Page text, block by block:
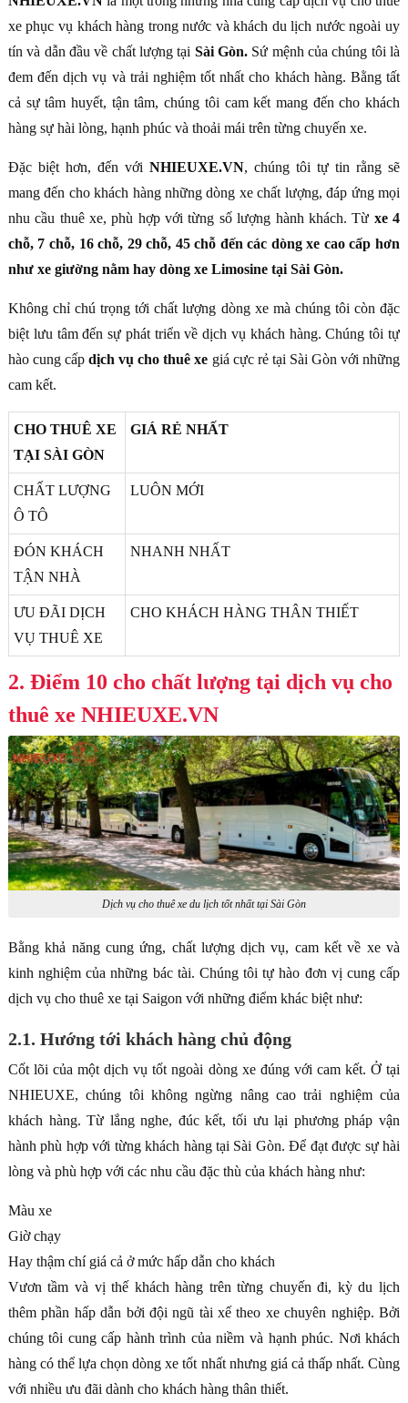
xe phục vụ khách hàng trong nước và khách du lịch nước ngoài uy
tín và dẫn đầu về chất lượng tại Sài Gòn. Sứ mệnh của chúng tôi là
đem đến dịch vụ và trải nghiệm tốt nhất cho khách hàng. Bằng tất
cả sự tâm huyết, tận tâm, chúng tôi cam kết mang đến cho khách
hàng sự hài lòng, hạnh phúc và thoải mái trên từng chuyến xe.
Đặc biệt hơn, đến với NHIEUXE.VN, chúng tôi tự tin rằng sẽ
mang đến cho khách hàng những dòng xe chất lượng, đáp ứng mọi
nhu cầu thuê xe, phù hợp với từng số lượng hành khách. Từ xe 4
chỗ, 7 chỗ, 16 chỗ, 29 chỗ, 45 chỗ đến các dòng xe cao cấp hơn
như xe giường nằm hay dòng xe Limosine tại Sài Gòn.
Không chỉ chú trọng tới chất lượng dòng xe mà chúng tôi còn đặc
biệt lưu tâm đến sự phát triển về dịch vụ khách hàng. Chúng tôi tự
hào cung cấpdịch vụ cho thuê xe giá cực rẻ tại Sài Gòn với những
cam kết.
CHO THUÊ XE
TẠI SÀI GÒN
GIÁ RẺ NHẤT
CHẤT LƯỢNG
Ô TÔ
LUÔN MỚI
ĐÓN KHÁCH
TẬN NHÀ
NHANH NHẤT
ƯU ĐÃI DỊCH
VỤ THUÊ XE
CHO KHÁCH HÀNG THÂN THIẾT
2. Điểm 10 cho chất lượng tại dịch vụ cho
thuê xe NHIEUXE.VN
Dịch vụ cho thuê xe du lịch tốt nhất tại Sài Gòn
Bằng khả năng cung ứng, chất lượng dịch vụ, cam kết về xe và
kinh nghiệm của những bác tài. Chúng tôi tự hào đơn vị cung cấp
dịch vụ cho thuê xe tại Saigon với những điểm khác biệt như:
2.1. Hướng tới khách hàng chủ động
Cốt lõi của một dịch vụ tốt ngoài dòng xe đúng với cam kết. Ở tại
NHIEUXE, chúng tôi không ngừng nâng cao trải nghiệm của
khách hàng. Từ lắng nghe, đúc kết, tối ưu lại phương pháp vận
hành phù hợp với từng khách hàng tại Sài Gòn. Để đạt được sự hài
lòng và phù hợp với các nhu cầu đặc thù của khách hàng như:
Màu xe
Giờ chạy
Hay thậm chí giá cả ở mức hấp dẫn cho khách
Vươn tầm và vị thế khách hàng trên từng chuyến đi, kỳ du lịch
thêm phần hấp dẫn bởi đội ngũ tài xế theo xe chuyên nghiệp. Bởi
chúng tôi cung cấp hành trình của niềm và hạnh phúc. Nơi khách
hàng có thể lựa chọn dòng xe tốt nhất nhưng giá cả thấp nhất. Cùng
với nhiều ưu đãi dành cho khách hàng thân thiết.